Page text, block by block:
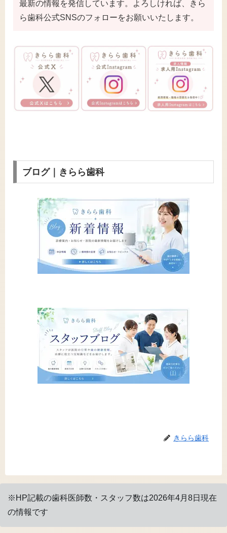
最新の情報を発信しています。よろしければ、きら
ら歯科公式SNSのフォローをお願いいたします。
ブログ｜きらら歯科
きらら歯科
※HP記載の歯科医師数・スタッフ数は2026年4月8日現在
の情報です